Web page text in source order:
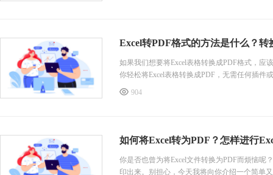
Excel转PDF格式的方法是什么？
如果我们想要将Excel表格转换成PDF格式，应
你轻松将Excel表格转换成PDF，无需任何插件
el与PDF之间的转换秘籍！
904
如何将Excel转为PDF？怎样进行
你是否也曾为将Excel文件转换为PDF而烦恼呢
印出来。别担心，今天我将向你介绍一个简单